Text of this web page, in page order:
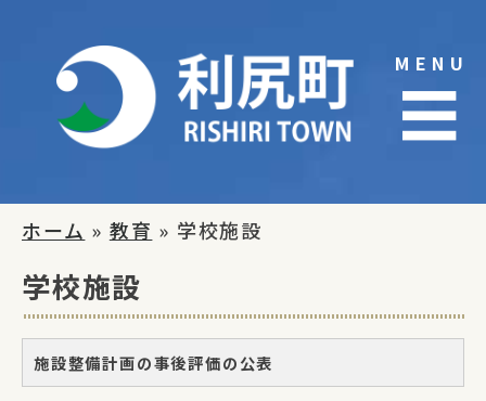
content
MENU
☰
ホーム » 教育 » 学校施設
学校施設
施設整備計画の事後評価の公表